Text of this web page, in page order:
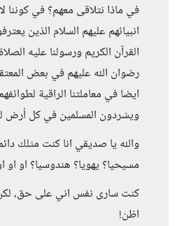
في ماذا نتلاقى معهم؟ في كوننا
انبيائهم عليهم السلام الذين
القرآن الكريم ورسولنا عليه
رضوان الله عليهم في بعض
ايضا في معاملتنا الراقية
ويشردون المسلمين في كل أرض
والله يا صديقي انا كنت مثلك
مسيحيا؟ يهويا؟ هندوسيا؟ او او
كنت سارى نفس اني على حق،
اظن!